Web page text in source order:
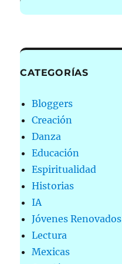
CATEGORÍAS
Bloggers
Creación
Danza
Educación
Espiritualidad
Historias
IA
Jóvenes Renovados
Lectura
Mexicas